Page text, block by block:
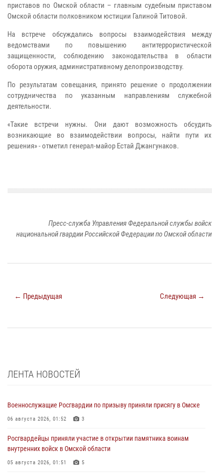
приставов по Омской области – главным судебным приставом
Омской области полковником юстиции Галиной Титовой.
На встрече обсуждались вопросы взаимодействия между
ведомствами по повышению антитеррористической
защищенности, соблюдению законодательства в области
оборота оружия, административному делопроизводству.
По результатам совещания, принято решение о продолжении
сотрудничества по указанным направлениям служебной
деятельности.
«Такие встречи нужны. Они дают возможность обсудить
возникающие во взаимодействии вопросы, найти пути их
решения» - отметил генерал-майор Естай Джангунаков.
Пресс-служба Управления Федеральной службы войск
национальной гвардии Российской Федерации по Омской области
← Предыдущая Следующая →
ЛЕНТА НОВОСТЕЙ
Военнослужащие Росгвардии по призыву приняли присягу в Омске
06 августа 2026, 01:52 3
Росгвардейцы приняли участие в открытии памятника воинам
внутренних войск в Омской области
05 августа 2026, 01:51 5